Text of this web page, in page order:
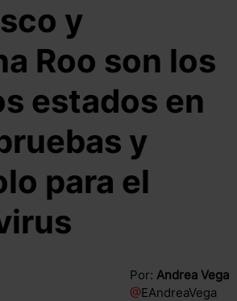
y
Roo son los
estados en
y
para el
Por: Andrea Vega
@EAndreaVega